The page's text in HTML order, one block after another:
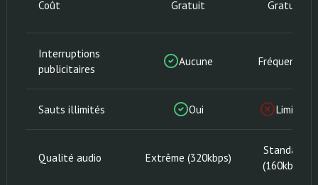
Coût Gratuit Gratuit
Interruptions
publicitaires
Aucune Fréquentes
Sauts illimités Oui Limités
Qualité audio Extrême (320kbps)
Standard
(160kbps)